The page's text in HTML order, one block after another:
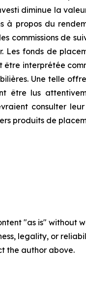
diminue la
à propos du
commissions de
Les fonds de
être interprétée
Une telle
être lus
consulter
produits de
"as is"
legality, or
the author above.